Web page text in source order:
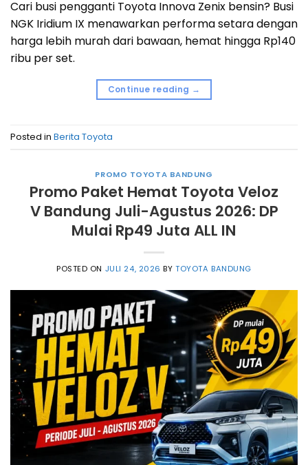
Cari busi pengganti Toyota Innova Zenix bensin? Busi
NGK Iridium IX menawarkan performa setara dengan
harga lebih murah dari bawaan, hemat hingga Rp140
ribu per set.
Continue reading →
Posted in Berita Toyota
PROMO TOYOTA BANDUNG
Promo Paket Hemat Toyota Veloz
V Bandung Juli-Agustus 2026: DP
Mulai Rp49 Juta ALL IN
POSTED ON JULI 24, 2026 BYTOYOTA BANDUNG